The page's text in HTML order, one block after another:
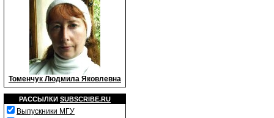
Томенчук Людмила Яковлевна
РАССЫЛКИ SUBSCRIBE.RU
Выпускники МГУ